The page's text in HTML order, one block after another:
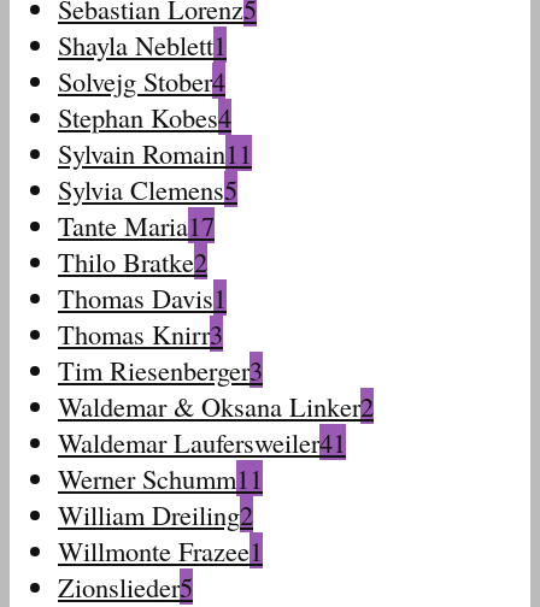
Sebastian Lorenz5
Shayla Neblett1
Solvejg Stober4
Stephan Kobes4
Sylvain Romain11
Sylvia Clemens5
Tante Maria17
Thilo Bratke2
Thomas Davis1
Thomas Knirr3
Tim Riesenberger3
Waldemar & Oksana Linker2
Waldemar Laufersweiler41
Werner Schumm11
William Dreiling2
Willmonte Frazee1
Zionslieder5